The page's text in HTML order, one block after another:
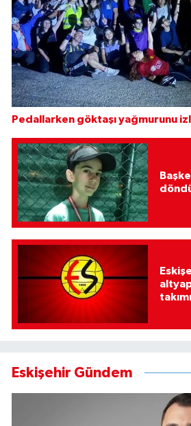
Pedallarken göktaşı yağmurunu
Eskişehir Gündem